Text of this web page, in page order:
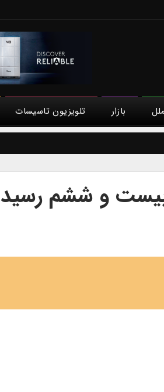
بازار تلویزیون تاسیسات
بیست و ششم رسید